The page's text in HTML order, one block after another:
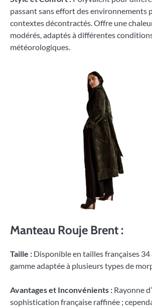
passant sans effort des environnements
contextes décontractés. Offre une
modérés, adaptés à différentes
météorologiques.
Manteau Rouje Brent :
Taille : Disponible en tailles françaises
gamme adaptée à plusieurs types de
Avantages et Inconvénients : Rayonne
sophistication française raffinée ;